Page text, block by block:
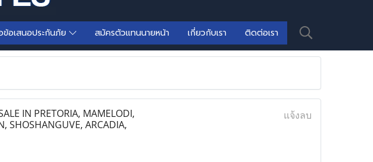
ข้อเสนอประกันภัย สมัครตัวแทนนายหน้า เกี่ยวกับเรา ติดต่อเรา
IN PRETORIA, MAMELODI,
SHOSHANGUVE, ARCADIA,
แจ้งลบ